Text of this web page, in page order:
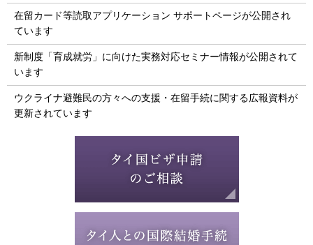
在留カード等読取アプリケーション サポートページが公開され
ています
新制度「育成就労」に向けた実務対応セミナー情報が公開されて
います
ウクライナ避難民の方々への支援・在留手続に関する広報資料が
更新されています